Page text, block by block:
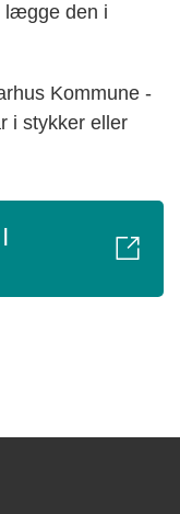
lægge den i
Kommune -
i stykker eller